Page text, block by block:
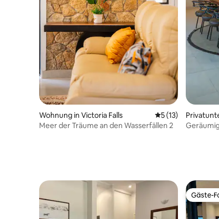
Wohnung in Victoria Falls Durchschnittliche
5 (13)
Meer der Träume an den Wasserfällen 2
Gäste-
Gäste-